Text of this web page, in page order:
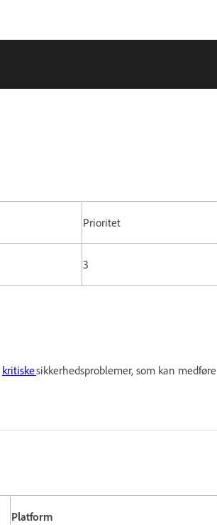
Prioritet
3
kritiskesikkerhedsproblemer, som kan medføre
Platform